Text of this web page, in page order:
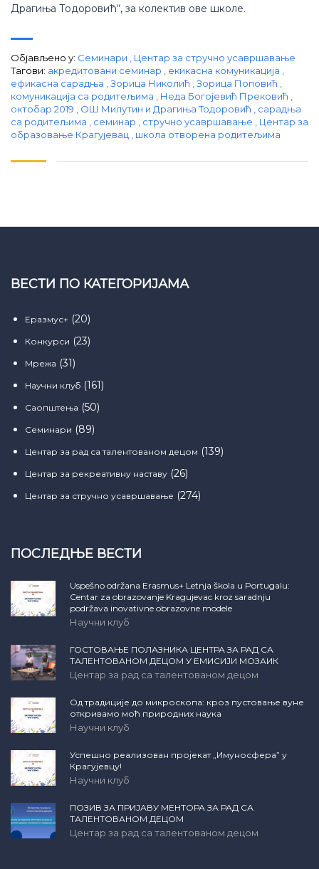
Драгиња Тодоровић“, за колектив ове школе.
Објављено у: Семинари , Центар за стручно усавршавање
Тагови: aкредитовани семинар , екикасна комуникација ,
ефикасна сарадња ,Зорица Николић ,Зорица Поповић ,
комуникација са родитељима , Неда Богојевић Прековић ,
октобар 2019 , ОШ Милутин и Драгиња Тодоровић , сарадња
са родитељима , семинар , стручно усавршавање , Центар за
образовање Крагујевац , школа отворена родитељима
ВЕСТИ ПО КАТЕГОРИЈАМА
Еразмус+ (20)
Конкурси (23)
Мрежа (31)
Научни клуб (161)
Саопштења (50)
Семинари (89)
Центар за рад са талентованом децом (139)
Центар за рекреативну наставу (26)
Центар за стручно усавршавање (274)
ПОСЛЕДЊЕ ВЕСТИ
Uspešno održana Erasmus+ Letnja škola u Portugalu:
Centar za obrazovanje Kragujevac kroz saradnju
podržava inovativne obrazovne modele
Научни клуб
ГОСТОВАЊЕ ПОЛАЗНИКА ЦЕНТРА ЗА РАД СА
ТАЛЕНТОВАНОМ ДЕЦОМ У ЕМИСИЈИ МОЗАИК
Центар за рад са талентованом децом
Од традиције до микроскопа: кроз пустовање вуне
откривамо моћ природних наука
Научни клуб
Успешно реализован пројекат „Имуносфера” у
Крагујевцу!
Научни клуб
ПОЗИВ ЗА ПРИЈАВУ МЕНТОРА ЗА РАД СА
ТАЛЕНТОВАНОМ ДЕЦОМ
Центар за рад са талентованом децом